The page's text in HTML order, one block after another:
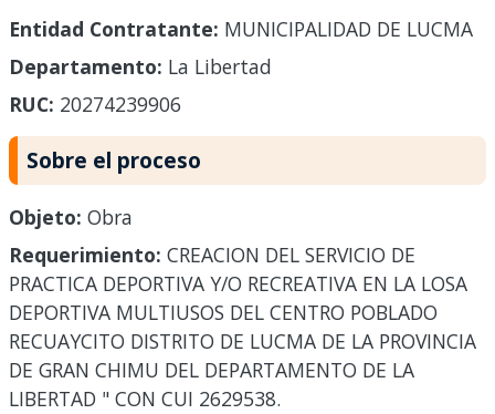
Entidad Contratante: MUNICIPALIDAD DE LUCMA
Departamento: La Libertad
RUC: 20274239906
Sobre el proceso
Objeto: Obra
Requerimiento: CREACION DEL SERVICIO DE
PRACTICA DEPORTIVA Y/O RECREATIVA EN LA LOSA
DEPORTIVA MULTIUSOS DEL CENTRO POBLADO
RECUAYCITO DISTRITO DE LUCMA DE LA PROVINCIA
DE GRAN CHIMU DEL DEPARTAMENTO DE LA
LIBERTAD " CON CUI 2629538.